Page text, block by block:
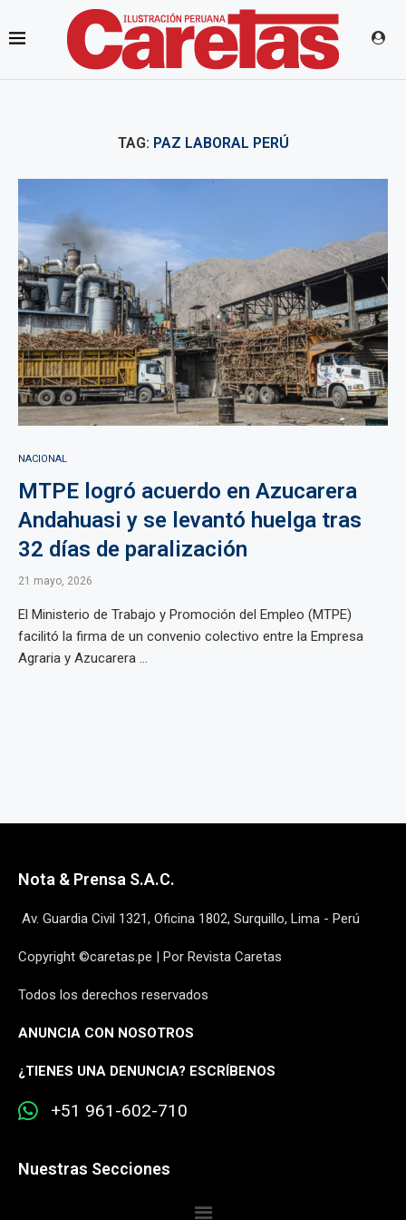
TAG: PAZ LABORAL PERÚ
NACIONAL
MTPE logró acuerdo en Azucarera
Andahuasi y se levantó huelga tras
32 días de paralización
21 mayo, 2026
El Ministerio de Trabajo y Promoción del Empleo (MTPE)
facilitó la firma de un convenio colectivo entre la Empresa
Agraria y Azucarera ...
Nota & Prensa S.A.C.
Av. Guardia Civil 1321, Oficina 1802, Surquillo, Lima - Perú
Copyright ©caretas.pe | Por Revista Caretas
Todos los derechos reservados
ANUNCIA CON NOSOTROS
¿TIENES UNA DENUNCIA? ESCRÍBENOS
+51 961-602-710
Nuestras Secciones